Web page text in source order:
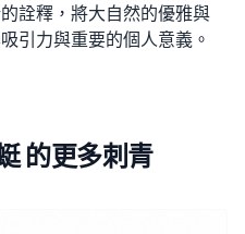
詮釋，將大自然的優雅與
引力與重要的個人意義。
的更多刺青